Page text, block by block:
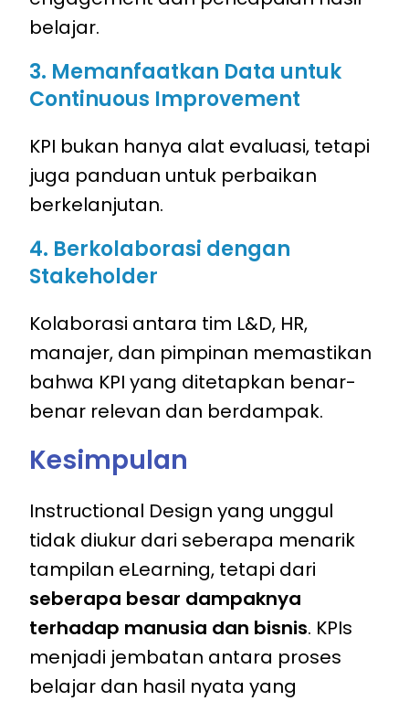
belajar.
3. Memanfaatkan Data untuk
Continuous Improvement
KPI bukan hanya alat evaluasi, tetapi
juga panduan untuk perbaikan
berkelanjutan.
4. Berkolaborasi dengan
Stakeholder
Kolaborasi antara tim L&D, HR,
manajer, dan pimpinan memastikan
bahwa KPI yang ditetapkan benar-
benar relevan dan berdampak.
Kesimpulan
Instructional Design yang unggul
tidak diukur dari seberapa menarik
tampilan eLearning, tetapi dari
seberapa besar dampaknya
terhadap manusia dan bisnis. KPIs
menjadi jembatan antara proses
belajar dan hasil nyata yang